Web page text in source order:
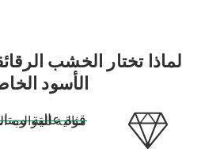
لماذا تختار الخشب
الأسود
قوة عالية
مثالية للقوالب